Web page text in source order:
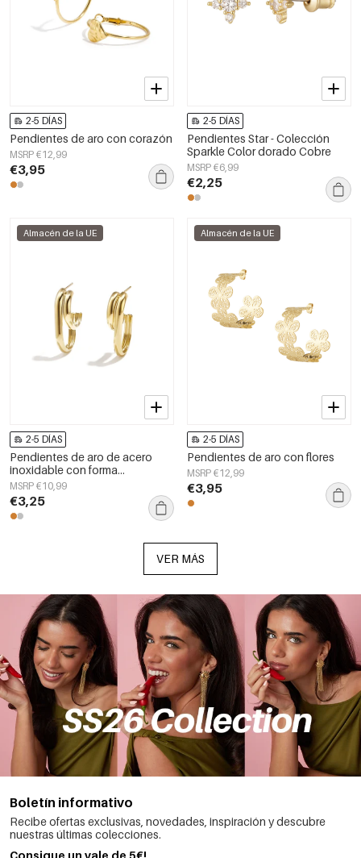
2-5 DÍAS
Pendientes de aro con corazón
MSRP €12,99
€3,95
2-5 DÍAS
Pendientes Star - Colección
Sparkle Color dorado Cobre
MSRP €6,99
€2,25
Almacén de la UE
2-5 DÍAS
Pendientes de aro de acero
inoxidable con forma
geométrica, estilo casual y
sencillo para uso diario. Joyería
para mujer.
MSRP €10,99
€3,25
Almacén de la UE
2-5 DÍAS
Pendientes de aro con flores
MSRP €12,99
€3,95
VER MÁS
Boletín informativo
Recibe ofertas exclusivas, novedades, inspiración y descubre
nuestras últimas colecciones.
Consigue un vale de 5€!